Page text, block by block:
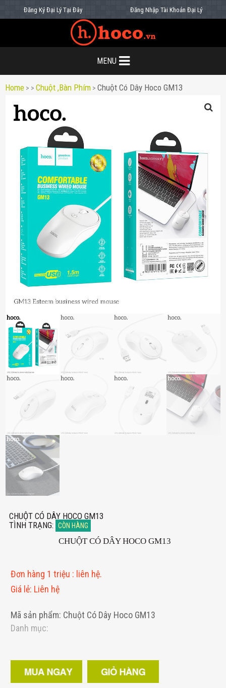
Đăng Ký Đại Lý Tại Đây Đăng Nhập Tài Khoản Đại Lý
MENU
Home > > Chuột ,Bàn Phím > Chuột Có Dây Hoco GM13
CHUỘT CÓ DÂY HOCO GM13
TÌNH TRẠNG: CÒN HÀNG
CHUỘT CÓ DÂY HOCO GM13
Đơn hàng 1 triệu : liên hệ.
Giá lẻ: Liên hệ
Mã sản phẩm: Chuột Có Dây Hoco GM13
Danh mục: